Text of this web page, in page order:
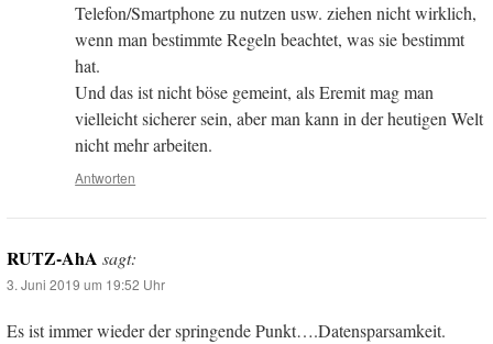
Telefon/Smartphone zu nutzen usw. ziehen nicht wirklich,
wenn man bestimmte Regeln beachtet, was sie bestimmt
hat.
Und das ist nicht böse gemeint, als Eremit mag man
vielleicht sicherer sein, aber man kann in der heutigen Welt
nicht mehr arbeiten.
Antworten
RUTZ-AhA sagt:
3. Juni 2019 um 19:52 Uhr
Es ist immer wieder der springende Punkt….Datensparsamkeit.